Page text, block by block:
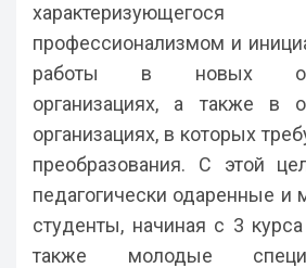
профессионализмом и
работы в новых
организациях, а также в
организациях, в которых
преобразования. С этой
педагогически одаренные и
студенты, начиная с 3 курса
также молодые